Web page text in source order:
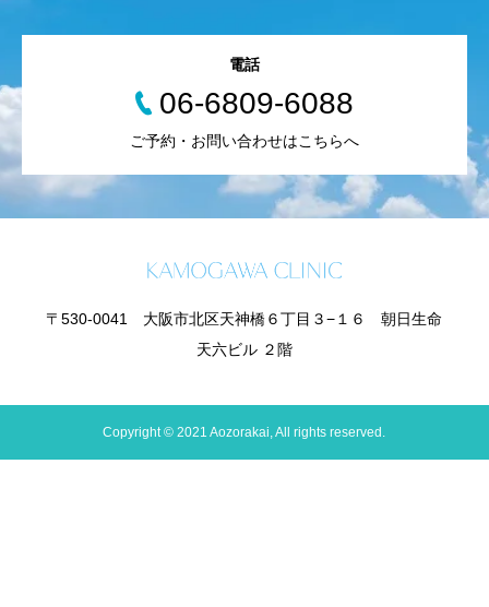
電話
06-6809-6088
ご予約・お問い合わせはこちらへ
〒530-0041 大阪市北区天神橋６丁目３−１６ 朝日生命
天六ビル ２階
Copyright © 2021 Aozorakai, All rights reserved.